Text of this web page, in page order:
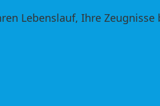
Lebenslauf, Ihre